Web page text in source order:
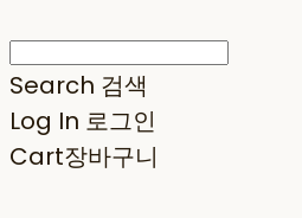
Search 검색
Log In 로그인
Cart장바구니